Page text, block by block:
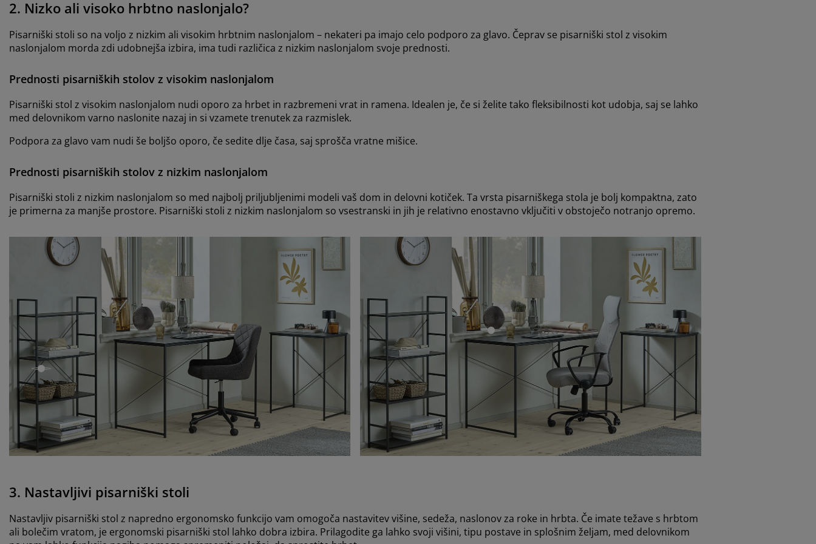
2. Nizko ali visoko hrbtno naslonjalo?
Pisarniški stoli so na voljo z nizkim ali visokim hrbtnim naslonjalom – nekateri pa imajo celo podporo za glavo. Čeprav se pisarniški stol z visokim
naslonjalom morda zdi udobnejša izbira, ima tudi različica z nizkim naslonjalom svoje prednosti.
Prednosti pisarniških stolov z visokim naslonjalom
Pisarniški stol z visokim naslonjalom nudi oporo za hrbet in razbremeni vrat in ramena. Idealen je, če si želite tako fleksibilnosti kot udobja, saj se lahko
med delovnikom varno naslonite nazaj in si vzamete trenutek za razmislek.
Podpora za glavo vam nudi še boljšo oporo, če sedite dlje časa, saj sprošča vratne mišice.
Prednosti pisarniških stolov z nizkim naslonjalom
Pisarniški stoli z nizkim naslonjalom so med najbolj priljubljenimi modeli vaš dom in delovni kotiček. Ta vrsta pisarniškega stola je bolj kompaktna, zato
je primerna za manjše prostore. Pisarniški stoli z nizkim naslonjalom so vsestranski in jih je relativno enostavno vključiti v obstoječo notranjo opremo.
open
open
3. Nastavljivi pisarniški stoli
Nastavljiv pisarniški stol z napredno ergonomsko funkcijo vam omogoča nastavitev višine, sedeža, naslonov za roke in hrbta. Če imate težave s hrbtom
ali bolečim vratom, je ergonomski pisarniški stol lahko dobra izbira. Prilagodite ga lahko svoji višini, tipu postave in splošnim željam, med delovnikom